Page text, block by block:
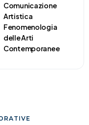
Comunicazione
Artistica
Fenomenologia
delle Arti
Contemporanee